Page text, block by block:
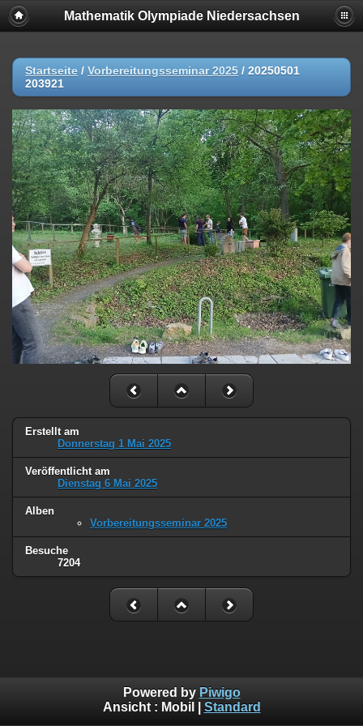
Mathematik Olympiade Niedersachsen
Startseite / Vorbereitungsseminar 2025 / 20250501
203921
Erstellt am
Donnerstag 1 Mai 2025
Veröffentlicht am
Dienstag 6 Mai 2025
Alben
Vorbereitungsseminar 2025
Besuche
7204
Powered by Piwigo
Ansicht : Mobil Standard